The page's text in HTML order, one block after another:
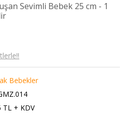
Sevimli Bebek 25 cm - 1
Bebekler
TL + KDV